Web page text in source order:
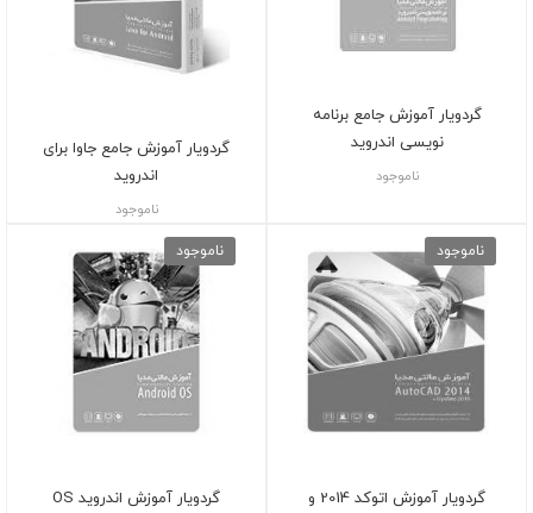
گردویار آموزش جامع برنامه
نویسی اندروید
ناموجود
گردویار آموزش جامع جاوا برای
اندروید
ناموجود
ناموجود
گردویار آموزش اتوکد 2014 و
ناموجود
گردویار آموزش اندروید OS